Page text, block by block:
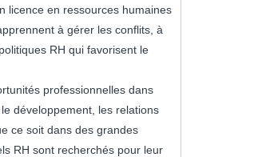
licence en ressources humaines
à gérer les conflits, à
RH qui favorisent le
professionnelles dans
développement, les relations
ce soit dans des grandes
RH sont recherchés pour leur